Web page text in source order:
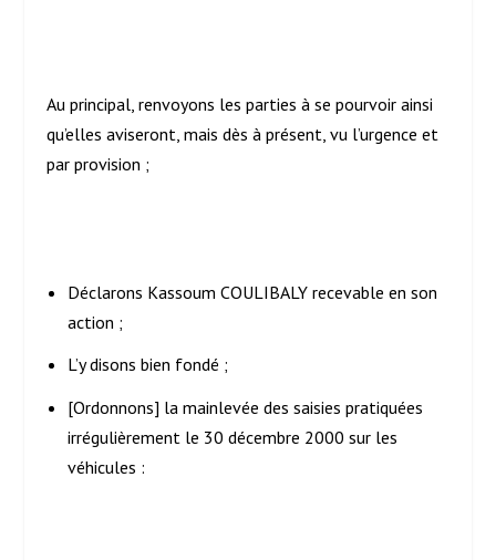
Au principal, renvoyons les parties à se pourvoir ainsi
qu’elles aviseront, mais dès à présent, vu l’urgence et
par provision ;
Déclarons Kassoum COULIBALY recevable en son
action ;
L’y disons bien fondé ;
[Ordonnons] la mainlevée des saisies pratiquées
irrégulièrement le 30 décembre 2000 sur les
véhicules :